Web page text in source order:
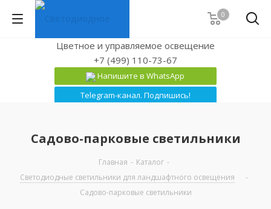
0
Цветное и управляемое освещение
+7 (499) 110-73-67
Напишите в WhatsApp
Telegram-канал. Подпишись!
Садово-парковые светильники
Главная - Каталог -
Светодиодные светильники для ландшафтного освещения
-
Садово-парковые светильники